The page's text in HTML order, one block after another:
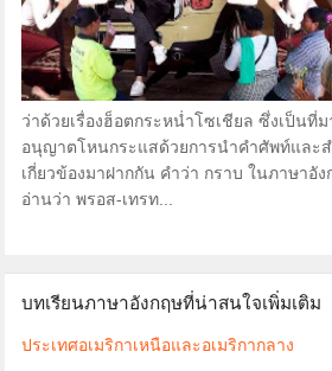
ว่าด้วยเรื่องฮ็อตกระหน่ำโซเชียล ซึ่งเป็นที่
อนุญาตโหนกระแสด้วยการนำคำศัพท์และ
เกี่ยวข้องมาฝากกัน คำว่า กราบ ในภาษาอั
อ่านว่า พรอส-เทรท...
บทเรียนภาษาอังกฤษที่น่าสนใจเพิ่มเติม
ประเทศอเมริกาเหนือและอเมริกากลาง